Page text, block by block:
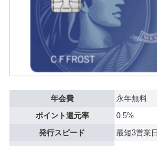
年会費
永年無料
ポイント還元率
0.5%
発行スピード
最短3営業日